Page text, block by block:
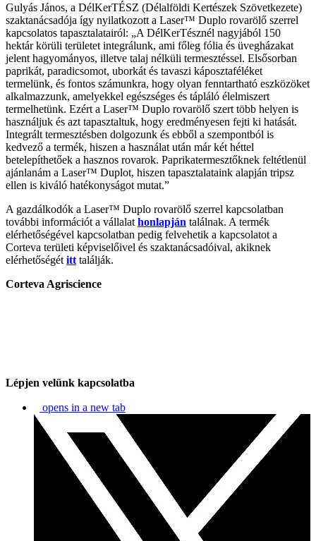
Gulyás János, a DélKerTÉSZ (Délalföldi Kertészek Szövetkezete)
szaktanácsadója így nyilatkozott a Laser™ Duplo rovarölő szerrel
kapcsolatos tapasztalatairól: „A DélKerTésznél nagyjából 150
hektár körüli területet integrálunk, ami főleg fólia és üvegházakat
jelent hagyományos, illetve talaj nélküli termesztéssel. Elsősorban
paprikát, paradicsomot, uborkát és tavaszi káposztaféléket
termelünk, és fontos számunkra, hogy olyan fenntartható eszközöket
alkalmazzunk, amelyekkel egészséges és tápláló élelmiszert
termelhetünk. Ezért a Laser™ Duplo rovarölő szert több helyen is
használjuk és azt tapasztaltuk, hogy eredményesen fejti ki hatását.
Integrált termesztésben dolgozunk és ebből a szempontból is
kedvező a termék, hiszen a használat után már két héttel
betelepíthetőek a hasznos rovarok. Paprikatermesztőknek feltétlenül
ajánlanám a Laser™ Duplot, hiszen tapasztalataink alapján tripsz
ellen is kiváló hatékonyságot mutat.”
A gazdálkodók a Laser™ Duplo rovarölő szerrel kapcsolatban
további információt a vállalat honlapján találnak. A termék
elérhetőségével kapcsolatban pedig felvehetik a kapcsolatot a
Corteva területi képviselőivel és szaktanácsadóival, akiknek
elérhetőségét itt találják.
Corteva Agriscience
Lépjen velünk kapcsolatba
opens in a new tab